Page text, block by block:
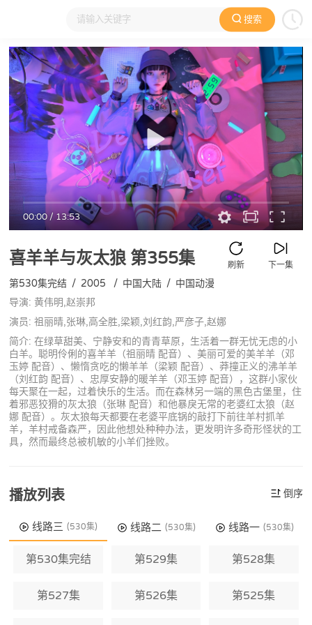
搜索
大家在看 日本动漫 国产动漫 欧美动漫 动漫电影
00:00/13:53
喜羊羊与灰太狼第355集 下一集
刷新
第530集完结 / 2005 / 中国大陆 / 中国动漫
导演: 黄伟明,赵崇邦
演员: 祖丽晴,张琳,高全胜,梁颖,刘红韵,严彦子,赵娜
简介: 在绿草甜美、宁静安和的青青草原，生活着一群无忧无虑的小
白羊。聪明伶俐的喜羊羊（祖丽晴 配音）、美丽可爱的美羊羊（邓
玉婷 配音）、懒惰贪吃的懒羊羊（梁颖 配音）、莽撞正义的沸羊羊
（刘红韵 配音）、忠厚安静的暖羊羊（邓玉婷 配音），这群小家伙
每天聚在一起，过着快乐的生活。而在森林另一端的黑色古堡里，住
着邪恶狡猾的灰太狼（张琳 配音）和他暴戾无常的老婆红太狼（赵
娜 配音）。灰太狼每天都要在老婆平底锅的敲打下前往羊村抓羊
羊，羊村戒备森严，因此他想处种种办法，更发明许多奇形怪状的工
具，然而最终总被机敏的小羊们挫败。
播放列表 倒序
线路三 (530集) 线路二 (530集) 线路一 (530集)
第530集完结 第529集 第528集
第527集 第526集 第525集